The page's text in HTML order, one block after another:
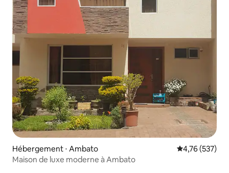
Hébergement ⋅ Ambato Évaluation
4,76 (537)
Maison de luxe moderne à Ambato